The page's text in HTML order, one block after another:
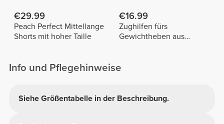
€29.99
Peach Perfect Mittellange
Shorts mit hoher Taille
€16.99
Zughilfen fürs
Gewichtheben aus
Info und Pflegehinweise
Siehe Größentabelle in der Beschreibung.